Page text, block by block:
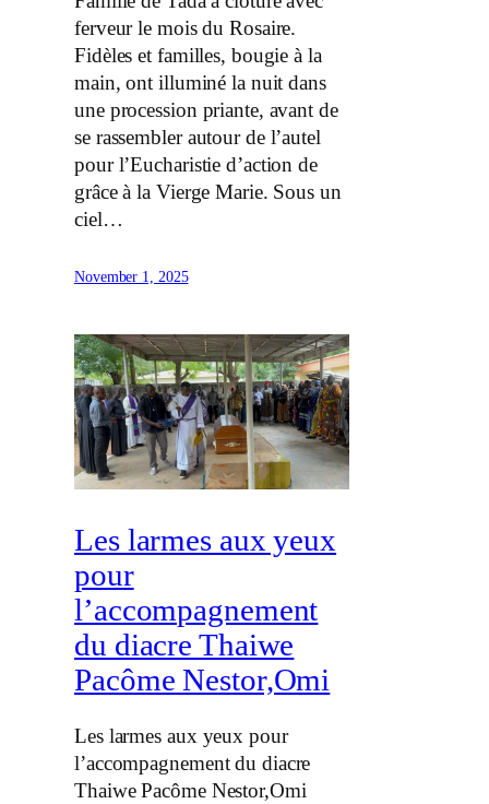
ferveur le mois du Rosaire.
Fidèles et familles, bougie à la
main, ont illuminé la nuit dans
une procession priante, avant de
se rassembler autour de l’autel
pour l’Eucharistie d’action de
grâce à la Vierge Marie. Sous un
ciel…
November 1, 2025
Les larmes aux yeux
pour
l’accompagnement
du diacre Thaiwe
Pacôme Nestor,Omi
Les larmes aux yeux pour
l’accompagnement du diacre
Thaiwe Pacôme Nestor,Omi